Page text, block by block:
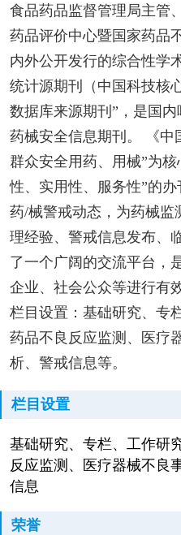
食品药品监督管理局主管
药品评价中心暨国家药品
内外公开发行的综合性学
统计源期刊（中国科技核
数据库来源期刊”，是国
药械安全信息期刊。 《中
群众安全用药、用械”为
性、实用性、服务性”的
药/械警戒动态，为药械监
理经验、警戒信息发布、
了一个广阔的交流平台，
企业、社会公众等进行有
栏目设置：基础研究、专
药品不良反应监测、医疗
析、警戒信息等。
栏目设置
基础研究、专栏、工作研
反应监测、医疗器械不良
信息
荣誉